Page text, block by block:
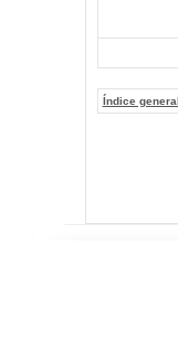
Índice general